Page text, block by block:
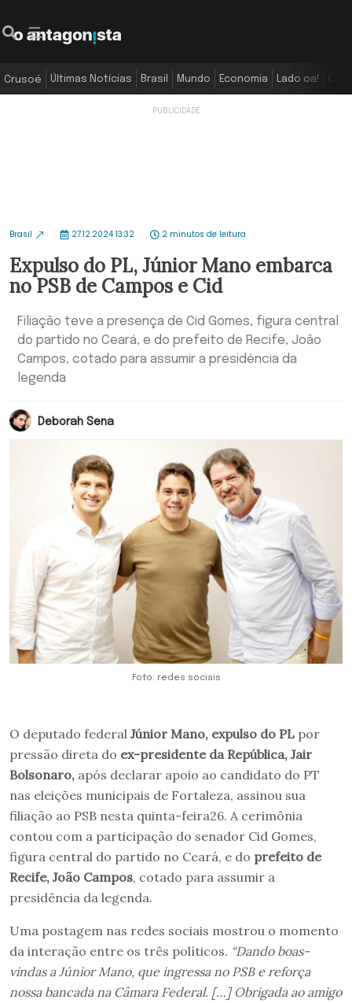
Crusoé Últimas Notícias Brasil Mundo Economia Lado oa!
Brasil 27.12.2024 13:32 2 minutos de leitura
Expulso do PL, Júnior Mano embarca
no PSB de Campos e Cid
Filiação teve a presença de Cid Gomes, figura central
do partido no Ceará, e do prefeito de Recife, João
Campos, cotado para assumir a presidência da
legenda
Deborah Sena
Foto: redes sociais
O deputado federal Júnior Mano, expulso do PL por
pressão direta do ex-presidente da República, Jair
Bolsonaro, após declarar apoio ao candidato do PT
nas eleições municipais de Fortaleza, assinou sua
filiação ao PSB nesta quinta-feira26. A cerimônia
contou com a participação do senador Cid Gomes,
figura central do partido no Ceará, e do prefeito de
Recife, João Campos, cotado para assumir a
presidência da legenda.
Uma postagem nas redes sociais mostrou o momento
da interação entre os três políticos. “Dando boas-
vindas a Júnior Mano, que ingressa no PSB e reforça
nossa bancada na Câmara Federal. […] Obrigada ao amigo